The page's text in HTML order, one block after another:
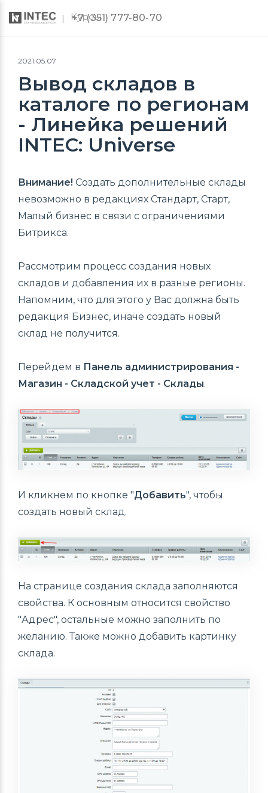
Курсы
+7 (351) 777-80-70
2021.05.07
Вывод складов в
каталоге по регионам
- Линейка решений
INTEC: Universe
Внимание! Создать дополнительные склады
невозможно в редакциях Стандарт, Старт,
Малый бизнес в связи с ограничениями
Битрикса.
Рассмотрим процесс создания новых
складов и добавления их в разные регионы.
Напомним, что для этого у Вас должна быть
редакция Бизнес, иначе создать новый
склад не получится.
Перейдем в Панель администрирования -
Магазин - Складской учет - Склады.
И кликнем по кнопке "Добавить", чтобы
создать новый склад.
На странице создания склада заполняются
свойства. К основным относится свойство
"Адрес", остальные можно заполнить по
желанию. Также можно добавить картинку
склада.